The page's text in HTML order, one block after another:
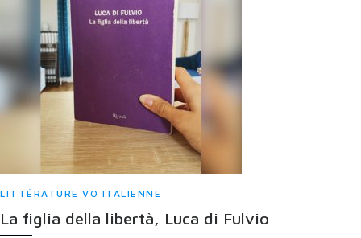
LITTÉRATURE VO ITALIENNE
La figlia della libertà, Luca di Fulvio